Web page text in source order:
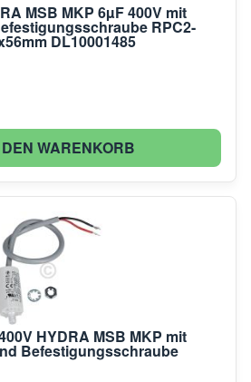
MSB MKP 6µF 400V mit
RPC2-
DL10001485
WARENKORB
HYDRA MSB MKP mit
Befestigungsschraube